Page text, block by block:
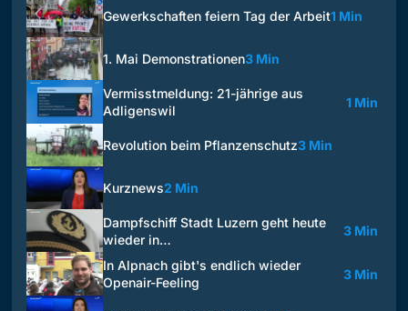
Gewerkschaften feiern Tag der Arbeit1 Min
1. Mai Demonstrationen3 Min
Vermisstmeldung: 21-jährige aus
Adligenswil
1 Min
Revolution beim Pflanzenschutz3 Min
Kurznews2 Min
Dampfschiff Stadt Luzern geht heute
wieder in…
3 Min
In Alpnach gibt's endlich wieder
Openair-Feeling
3 Min